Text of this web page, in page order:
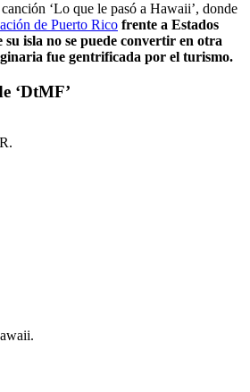
‘Lo que le pasó a Hawaii’, donde
de Puerto Rico frente a Estados
isla no se puede convertir en otra
fue gentrificada por el turismo.
‘DtMF’